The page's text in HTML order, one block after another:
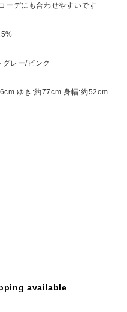
ーデにも合わせやすいです
レー/ピンク
ゆき:約77cm 身幅:約52cm
available